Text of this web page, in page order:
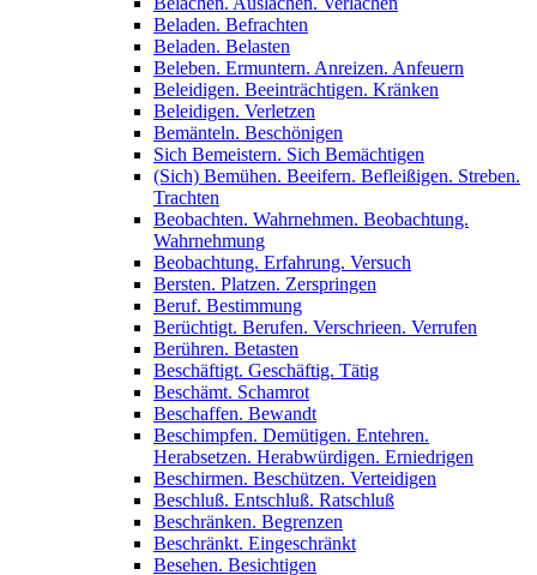
Beladen. Befrachten
Beladen. Belasten
Beleben. Ermuntern. Anreizen. Anfeuern
Beleidigen. Beeinträchtigen. Kränken
Beleidigen. Verletzen
Bemänteln. Beschönigen
Sich Bemeistern. Sich Bemächtigen
(Sich) Bemühen. Beeifern. Befleißigen. Streben.
Trachten
Beobachten. Wahrnehmen. Beobachtung.
Wahrnehmung
Beobachtung. Erfahrung. Versuch
Bersten. Platzen. Zerspringen
Beruf. Bestimmung
Berüchtigt. Berufen. Verschrieen. Verrufen
Berühren. Betasten
Beschäftigt. Geschäftig. Tätig
Beschämt. Schamrot
Beschaffen. Bewandt
Beschimpfen. Demütigen. Entehren.
Herabsetzen. Herabwürdigen. Erniedrigen
Beschirmen. Beschützen. Verteidigen
Beschluß. Entschluß. Ratschluß
Beschränken. Begrenzen
Beschränkt. Eingeschränkt
Besehen. Besichtigen